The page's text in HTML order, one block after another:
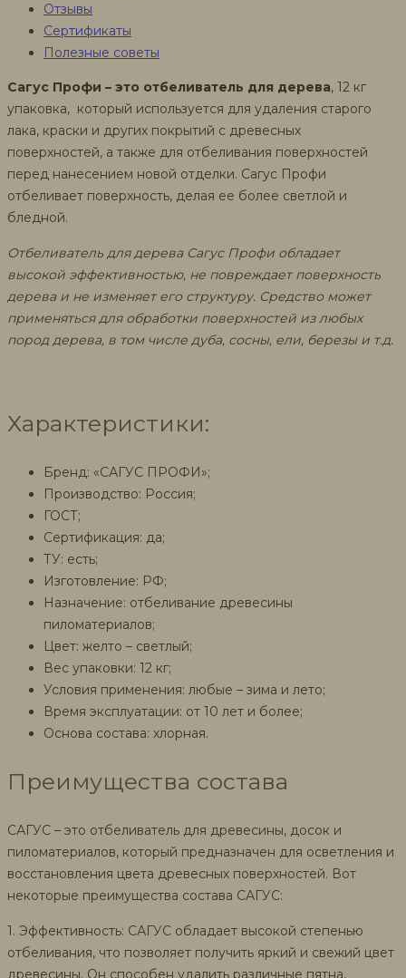
Отзывы
Сертификаты
Полезные советы
Сагус Профи – это отбеливатель для дерева, 12 кг
упаковка, который используется для удаления старого
лака, краски и других покрытий с древесных
поверхностей, а также для отбеливания поверхностей
перед нанесением новой отделки. Сагус Профи
отбеливает поверхность, делая ее более светлой и
бледной.
Отбеливатель для дерева Сагус Профи обладает
высокой эффективностью, не повреждает поверхность
дерева и не изменяет его структуру. Средство может
применяться для обработки поверхностей из любых
пород дерева, в том числе дуба, сосны, ели, березы и т.д.
Характеристики:
Бренд: «САГУС ПРОФИ»;
Производство: Россия;
ГОСТ;
Сертификация: да;
ТУ: есть;
Изготовление: РФ;
Назначение: отбеливание древесины
пиломатериалов;
Цвет: желто – светлый;
Вес упаковки: 12 кг;
Условия применения: любые – зима и лето;
Время эксплуатации: от 10 лет и более;
Основа состава: хлорная.
Преимущества состава
САГУС – это отбеливатель для древесины, досок и
пиломатериалов, который предназначен для осветления и
восстановления цвета древесных поверхностей. Вот
некоторые преимущества состава САГУС:
1. Эффективность: САГУС обладает высокой степенью
отбеливания, что позволяет получить яркий и свежий цвет
древесины. Он способен удалить различные пятна,